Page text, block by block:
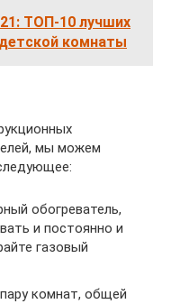
ТОП-10 лучших
комнаты
мы можем
обогреватель,
и постоянно и
газовый
комнат, общей